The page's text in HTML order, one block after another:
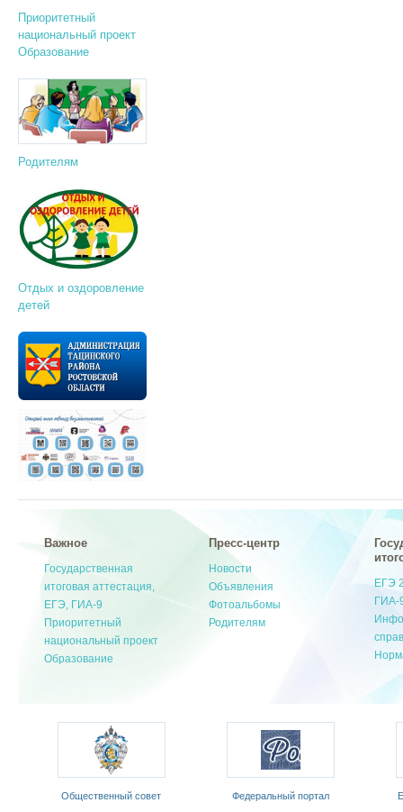
Приоритетный
национальный проект
Образование
Родителям
Отдых и оздоровление
детей
Важное
Государственная
итоговая аттестация,
ЕГЭ, ГИА-9
Приоритетный
национальный проект
Образование
Пресс-центр
Новости
Объявления
Фотоальбомы
Родителям
ЕГЭ
ГИА-
Общественный совет
Федеральный портал